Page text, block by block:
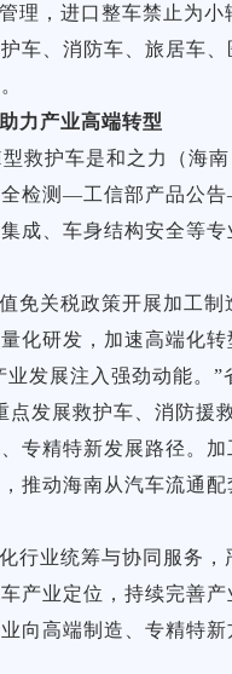
理，进口整车禁止为
车、消防车、旅居车
力产业高端转型
救护车是和之力（海
检测—工信部产品公
成、车身结构安全等
免关税政策开展加工
化研发，加速高端化转
业发展注入强劲动能。
点发展救护车、消防援
专精特新发展路径。
推动海南从汽车流通
行业统筹与协同服务
产业定位，持续完善
向高端制造、专精特